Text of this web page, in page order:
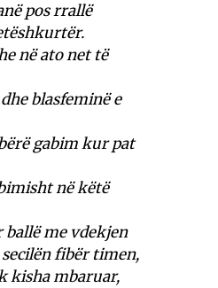
pos rrallë
në ato net të
blasfeminë e
gabim kur pat
në këtë
ballë me vdekjen
secilën fibër timen,
kisha mbaruar,